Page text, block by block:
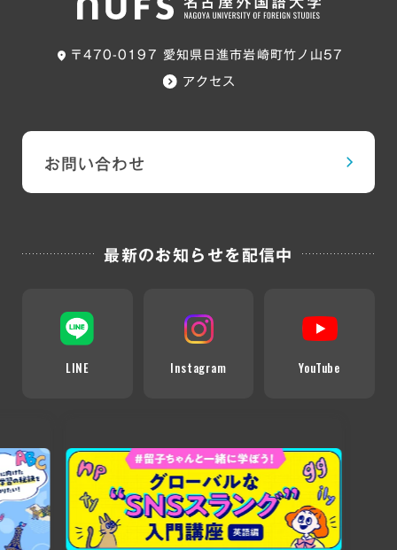
〒470-0197 愛知県日進市岩崎町竹ノ山57
アクセス
お問い合わせ
最新のお知らせを配信中
LINE Instagram YouTube